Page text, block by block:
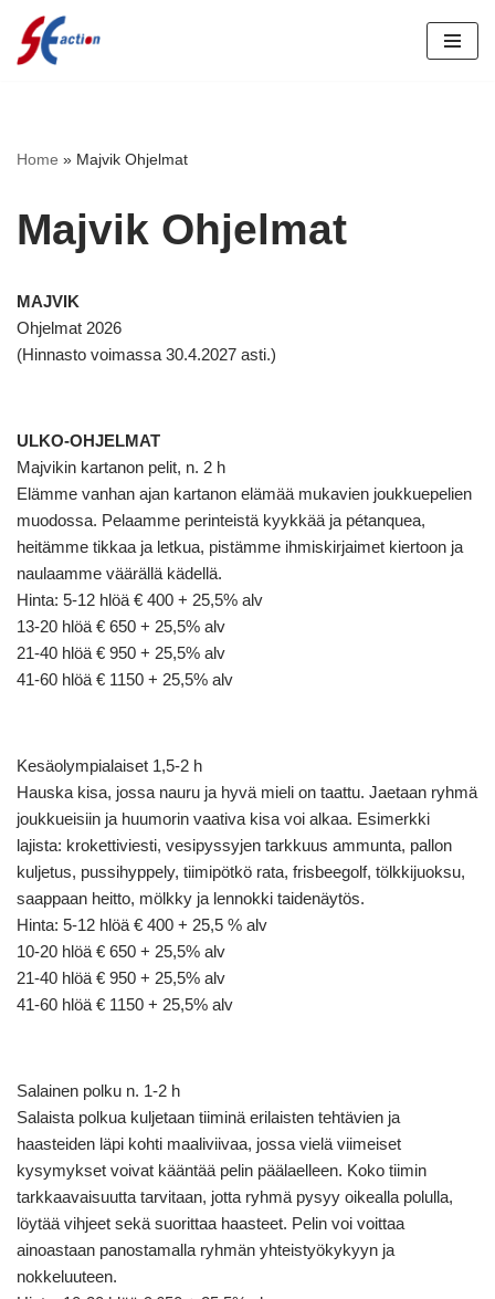
Siirry
Home » Majvik Ohjelmat
Majvik Ohjelmat
MAJVIK
Ohjelmat 2026
(Hinnasto voimassa 30.4.2027 asti.)
ULKO-OHJELMAT
Majvikin kartanon pelit, n. 2 h
Elämme vanhan ajan kartanon elämää mukavien joukkuepelien
muodossa. Pelaamme perinteistä kyykkää ja pétanquea,
heitämme tikkaa ja letkua, pistämme ihmiskirjaimet kiertoon ja
naulaamme väärällä kädellä.
Hinta: 5-12 hlöä € 400 + 25,5% alv
13-20 hlöä € 650 + 25,5% alv
21-40 hlöä € 950 + 25,5% alv
41-60 hlöä € 1150 + 25,5% alv
Kesäolympialaiset 1,5-2 h
Hauska kisa, jossa nauru ja hyvä mieli on taattu. Jaetaan ryhmä
joukkueisiin ja huumorin vaativa kisa voi alkaa. Esimerkki
lajista: krokettiviesti, vesipyssyjen tarkkuus ammunta, pallon
kuljetus, pussihyppely, tiimipötkö rata, frisbeegolf, tölkkijuoksu,
saappaan heitto, mölkky ja lennokki taidenäytös.
Hinta: 5-12 hlöä € 400 + 25,5 % alv
10-20 hlöä € 650 + 25,5% alv
21-40 hlöä € 950 + 25,5% alv
41-60 hlöä € 1150 + 25,5% alv
Salainen polku n. 1-2 h
Salaista polkua kuljetaan tiiminä erilaisten tehtävien ja
haasteiden läpi kohti maaliviivaa, jossa vielä viimeiset
kysymykset voivat kääntää pelin päälaelleen. Koko tiimin
tarkkaavaisuutta tarvitaan, jotta ryhmä pysyy oikealla polulla,
löytää vihjeet sekä suorittaa haasteet. Pelin voi voittaa
ainoastaan panostamalla ryhmän yhteistyökykyyn ja
nokkeluuteen.